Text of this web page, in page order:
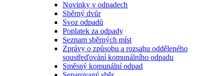
Novinky v odpadech
Sběrný dvůr
Svoz odpadů
Poplatek za odpady
Seznam sběrných míst
Zprávy o způsobu a rozsahu odděleného
soustřeďování komunálního odpadu
Směsný komunální odpad